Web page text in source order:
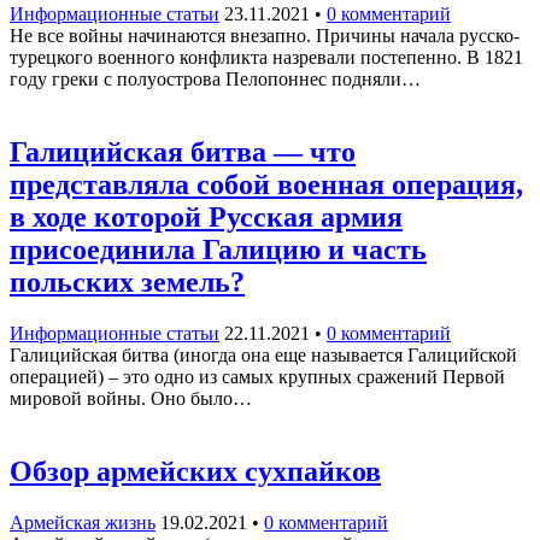
Информационные статьи 23.11.2021 • 0 комментарий
Не все войны начинаются внезапно. Причины начала русско-
турецкого военного конфликта назревали постепенно. В 1821
году греки с полуострова Пелопоннес подняли…
Галицийская битва — что
представляла собой военная операция,
в ходе которой Русская армия
присоединила Галицию и часть
польских земель?
Информационные статьи 22.11.2021 • 0 комментарий
Галицийская битва (иногда она еще называется Галицийской
операцией) – это одно из самых крупных сражений Первой
мировой войны. Оно было…
Обзор армейских сухпайков
Армейская жизнь 19.02.2021 • 0 комментарий